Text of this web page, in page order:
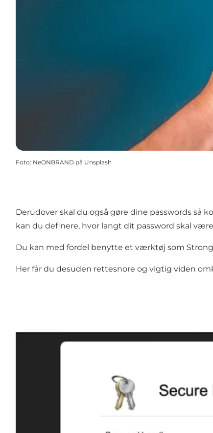
Foto: NeONBRAND på Unsplash
Derudover skal du også gøre dine passwords
kan du definere, hvor langt dit password skal
Du kan med fordel benytte et værktøj som
Her får du desuden rettesnore og vigtig viden